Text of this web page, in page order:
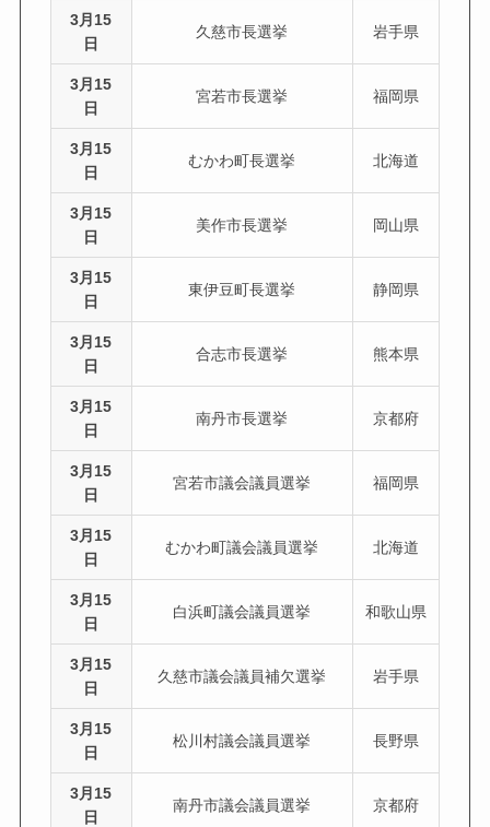
3月15
日
久慈市長選挙 岩手県
3月15
日
宮若市長選挙 福岡県
3月15
日
むかわ町長選挙 北海道
3月15
日
美作市長選挙 岡山県
3月15
日
東伊豆町長選挙 静岡県
3月15
日
合志市長選挙 熊本県
3月15
日
南丹市長選挙 京都府
3月15
日
宮若市議会議員選挙 福岡県
3月15
日
むかわ町議会議員選挙 北海道
3月15
日
白浜町議会議員選挙 和歌山県
3月15
日
久慈市議会議員補欠選挙 岩手県
3月15
日
松川村議会議員選挙 長野県
3月15
日
南丹市議会議員選挙 京都府